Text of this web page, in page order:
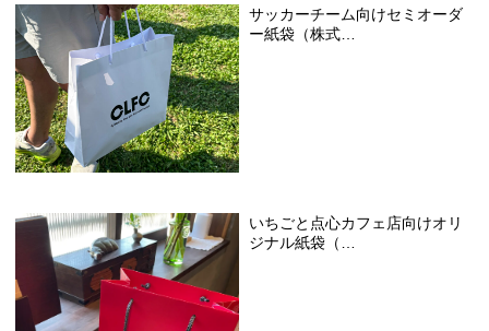
サッカーチーム向けセミオーダ
ー紙袋（株式…
いちごと点心カフェ店向けオリ
ジナル紙袋（…